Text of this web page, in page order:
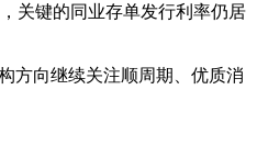
关键的同业存单发行利率仍居
方向继续关注顺周期、优质消